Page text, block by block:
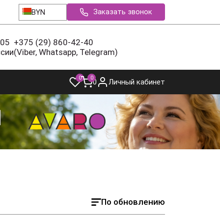
BYN Заказать звонок
+375 (29) 860-42-40
(Viber, Whatsapp, Telegram)
0 00 Личный кабинет
По обновлению